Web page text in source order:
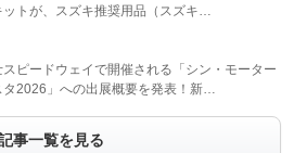
ットが、スズキ推奨用品（スズキ…
ピードウェイで開催される「シン・モーター
タ2026」への出展概要を発表！新…
事一覧を見る